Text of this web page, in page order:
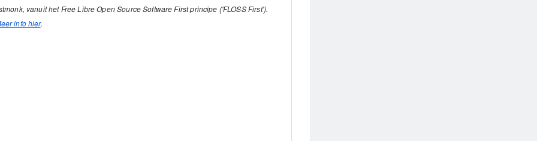
vanuit het Free Libre Open Source Software First principe ('FLOSS First').
info hier.